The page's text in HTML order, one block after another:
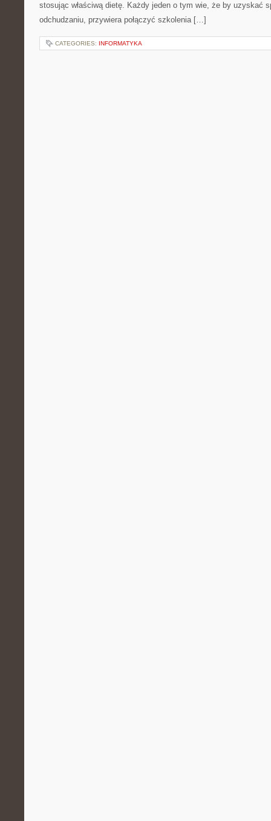
stosując właściwą dietę. Każdy jeden o tym wie, że by uzyskać
odchudzaniu, przywiera połączyć szkolenia […]
CATEGORIES: INFORMATYKA